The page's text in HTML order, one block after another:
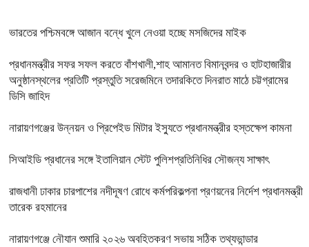
ভারতের পশ্চিমবঙ্গে আজান বন্ধে খুলে নেওয়া হচ্ছে মসজিদের মাইক
প্রধানমন্ত্রীর সফর সফল করতে বাঁশখালী,শাহ আমানত বিমানবন্দর ও হাটহাজারীর
অনুষ্ঠানস্থলের প্রতিটি প্রস্তুতি সরেজমিনে তদারকিতে দিনরাত মাঠে চট্টগ্রামের
ডিসি জাহিদ
নারায়ণগঞ্জের উন্নয়ন ও প্রিপেইড মিটার ইস্যুতে প্রধানমন্ত্রীর হস্তক্ষেপ কামনা
সিআইডি প্রধানের সঙ্গে ইতালিয়ান স্টেট পুলিশপ্রতিনিধির সৌজন্য সাক্ষাৎ
রাজধানী ঢাকার চারপাশের নদীদূষণ রোধে কর্মপরিকল্পনা প্রণয়নের নির্দেশ প্রধানমন্ত্রী
তারেক রহমানের
নারায়ণগঞ্জে নৌযান শুমারি ২০২৬ অবহিতকরণ সভায় সঠিক তথ্যভান্ডার